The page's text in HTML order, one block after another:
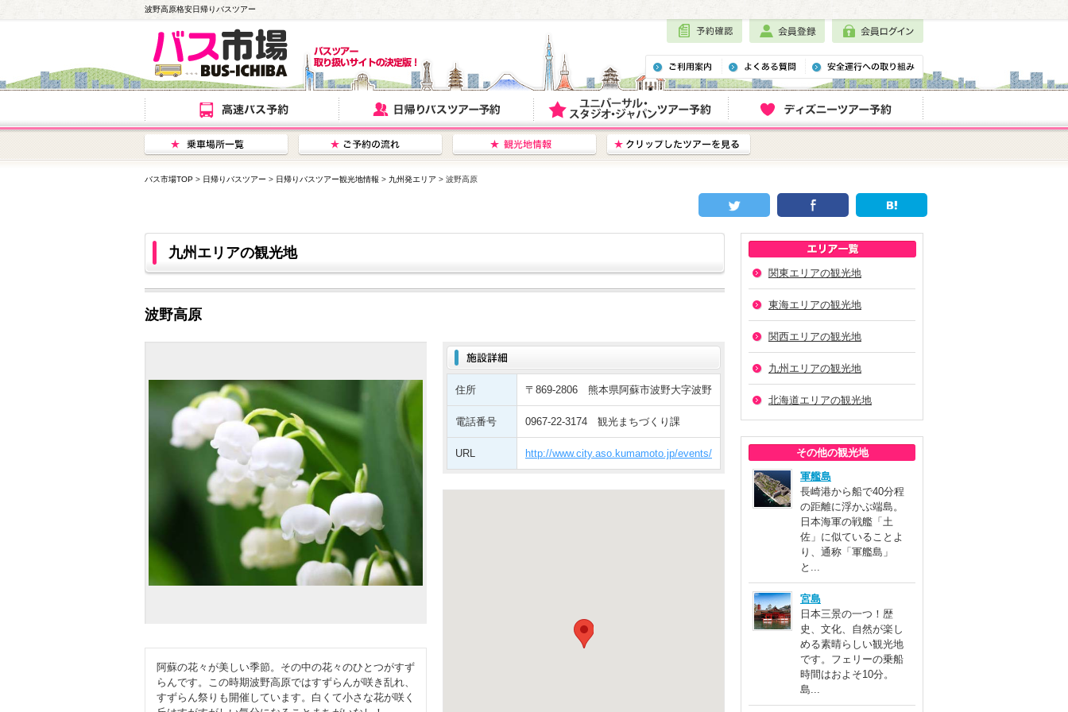
波野高原格安日帰りバスツアー
バス市場TOP > 日帰りバスツアー > 日帰りバスツアー観光地情報 > 九州発エリア > 波野高原
関東エリアの観光地
東海エリアの観光地
関西エリアの観光地
九州エリアの観光地
北海道エリアの観光地
その他の観光地
軍艦島
長崎港から船で40分程
の距離に浮かぶ端島。
日本海軍の戦艦「土
佐」に似ていることよ
り、通称「軍艦島」
と...
宮島
日本三景の一つ！歴
史、文化、自然が楽し
める素晴らしい観光地
です。フェリーの乗船
時間はおよそ10分。
島...
九州エリアの観光地
波野高原
阿蘇の花々が美しい季節。その中の花々のひとつがすず
らんです。この時期波野高原ではすずらんが咲き乱れ、
すずらん祭りも開催しています。白くて小さな花が咲く
住所 〒869-2806 熊本県阿蘇市波野大字波野
電話番号 0967-22-3174 観光まちづくり課
URL http://www.city.aso.kumamoto.jp/events/